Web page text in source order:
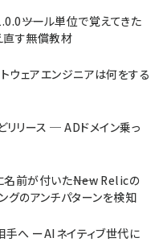
ツール単位で覚えてきた
直す無償教材
ウェアエンジニアは何をする
リリース ─ ADドメイン乗っ
名前が付いた――New Relicの
グのアンチパターンを検知
手へ ーAIネイティブ世代に